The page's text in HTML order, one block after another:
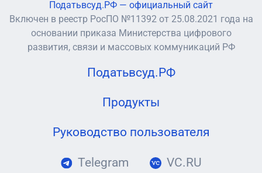
Податьвсуд.РФ — официальный сайт
Включен в реестр РосПО №11392 от 25.08.2021 года на
основании приказа Министерства цифрового
развития, связи и массовых коммуникаций РФ
Податьвсуд.РФ
Продукты
Руководство пользователя
Telegram VC.RU